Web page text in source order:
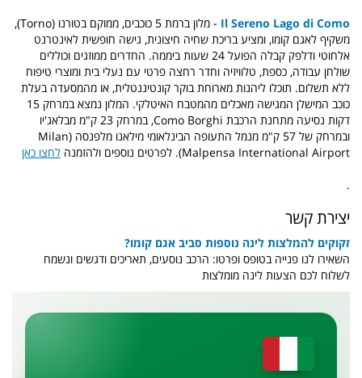
Il Sereno Lago di Como -
מלון ברמת 5 כוכבים, ממוקם בטורנו (Torno),
משקיף לאגם קומו, ומציע בריכת שחיה חיצונית, גישה חופשית לאינטרנט
אלחוטי ודלפק קבלה הפועל 24 שעות ביממה. החדרים ממוזגים וכוללים
שולחן עבודה, כספת, טלוויזיה וחדר רחצה פרטי עם נעלי בית ומוצרי טיפוח
ללא תשלום. תוכלו ליהנות מארוחת בוקר קונטיננטלית, או מהמסעדה בעלת
כוכב המישלן המגישה מאכלים מהמטבח האיטלקי. המלון נמצא במרחק 15
דקות נסיעה מתחנת הרכבת Como Borghi, במרחק 23 ק"מ מבלאג'יו
ובמרחק של 57 ק"מ מנמל התעופה הבינלאומי מילאנו מלפנסה (Milan
Malpensa International Airport). לפרטים נוספים ולהזמנה
לחצו כאן
.
יצירת קשר
זקוקים להמלצות לינה נוספות סביב אגם קומו?
השאירו לנו פנייה בטופס ופרטו: הרכב נוסעים, תאריכים ודגשים ונשמח
לשלוח לכם הצעות לינה מומלצות